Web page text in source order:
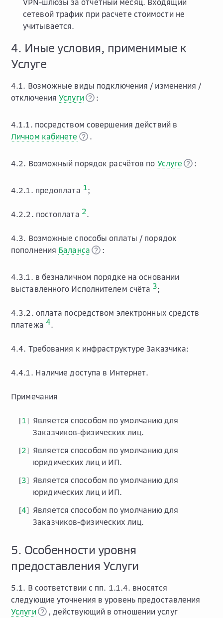
VPN-шлюзы за отчетный месяц. Входящий
сетевой трафик при расчете стоимости не
учитывается.
4. Иные условия, применимые к
Услуге
4.1. Возможные виды подключения / изменения /
отключенияУслуги :
4.1.1. посредством совершения действий в
Личном кабинете
.
4.2. Возможный порядок расчётов по Услуге :
4.2.1. предоплата 1;
4.2.2. постоплата 2.
4.3. Возможные способы оплаты / порядок
пополнения Баланса :
4.3.1. в безналичном порядке на основании
выставленного Исполнителем счёта 3;
4.3.2. оплата посредством электронных средств
платежа 4.
4.4. Требования к инфраструктуре Заказчика:
4.4.1. Наличие доступа в Интернет.
Примечания
[1] Является способом по умолчанию для
Заказчиков-физических лиц.
[2] Является способом по умолчанию для
юридических лиц и ИП.
[3] Является способом по умолчанию для
юридических лиц и ИП.
[4] Является способом по умолчанию для
Заказчиков-физических лиц.
5. Особенности уровня
предоставления Услуги
5.1. В соответствии с пп. 1.1.4. вносятся
следующие уточнения в уровень предоставления
Услуги
, действующий в отношении услуг